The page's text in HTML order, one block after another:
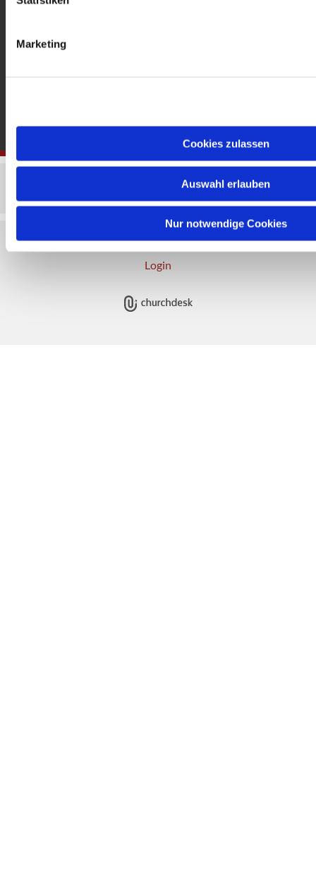
Marketing
Cookies zulassen
Auswahl erlauben
Nur notwendige Cookies
Impressum Datenschutzerklärung
ChurchDesk-
Login